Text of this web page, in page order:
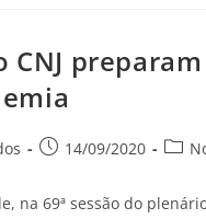
CNJ
14/09/2020
na 69ª sessão do